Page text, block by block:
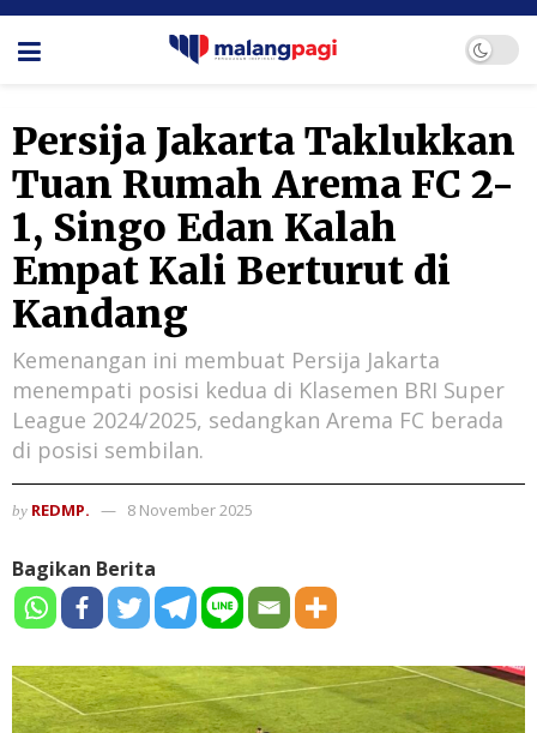
Persija Jakarta Taklukkan
Tuan Rumah Arema FC 2-
1, Singo Edan Kalah
Empat Kali Berturut di
Kandang
Kemenangan ini membuat Persija Jakarta
menempati posisi kedua di Klasemen BRI Super
League 2024/2025, sedangkan Arema FC berada
di posisi sembilan.
by REDMP. 8 November 2025
Bagikan Berita